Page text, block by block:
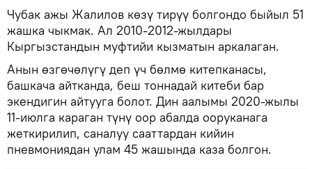
Чубак ажы Жалилов көзү тирүү болгондо быйыл 51
жашка чыкмак. Ал 2010-2012-жылдары
Кыргызстандын муфтийи кызматын аркалаган.
Анын өзгөчөлүгү деп үч бөлмө китепканасы,
башкача айтканда, беш тоннадай китеби бар
экендигин айтууга болот. Дин аалымы 2020-жылы
11-июлга караган түнү оор абалда ооруканага
жеткирилип, саналуу сааттардан кийин
пневмониядан улам 45 жашында каза болгон.